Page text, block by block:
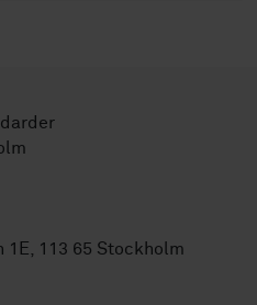
1E, 113 65 Stockholm